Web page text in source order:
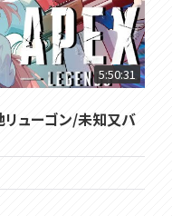
5:50:31
リューゴン/未知又バ